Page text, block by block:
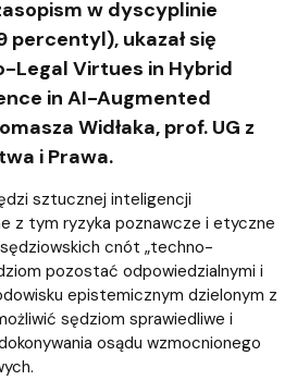
w dyscyplinie
percentyl), ukazał się
Legal Virtues in Hybrid
in AI-Augmented
Widłaka, prof. UG z
i Prawa.
sztucznej inteligencji
z tym ryzyka poznawcze i etyczne
cnót „techno-
pozostać odpowiedzialnymi i
epistemicznym dzielonym z
sędziom sprawiedliwe i
osądu wzmocnionego